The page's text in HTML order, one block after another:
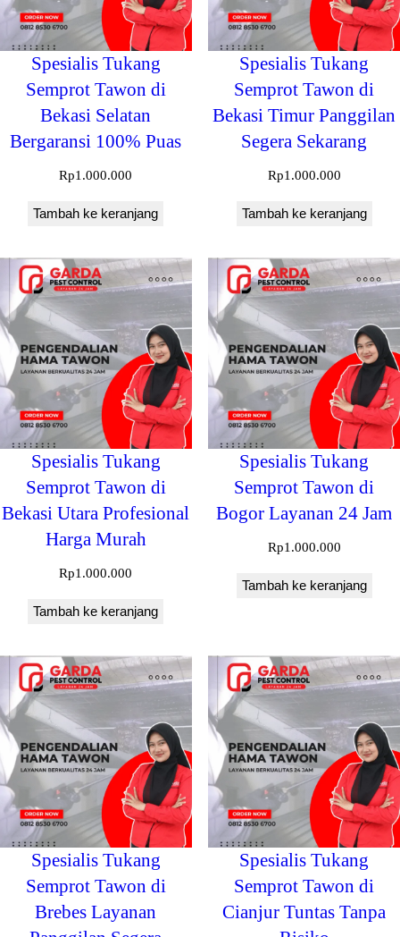
Spesialis Tukang
Semprot Tawon di
Bekasi Selatan
Bergaransi 100% Puas
Rp1.000.000
Tambah ke keranjang
Spesialis Tukang
Semprot Tawon di
Bekasi Timur Panggilan
Segera Sekarang
Rp1.000.000
Tambah ke keranjang
Spesialis Tukang
Semprot Tawon di
Bekasi Utara Profesional
Harga Murah
Rp1.000.000
Tambah ke keranjang
Spesialis Tukang
Semprot Tawon di
Bogor Layanan 24 Jam
Rp1.000.000
Tambah ke keranjang
Spesialis Tukang
Semprot Tawon di
Brebes Layanan
Spesialis Tukang
Semprot Tawon di
Cianjur Tuntas Tanpa